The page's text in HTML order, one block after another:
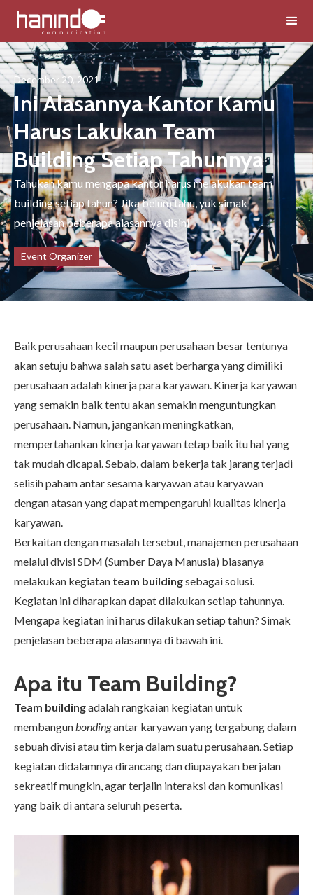
December 20, 2021
Ini Alasannya Kantor Kamu
Harus Lakukan Team
Building Setiap Tahunnya
Tahukah kamu mengapa kantor harus melakukan team
building setiap tahun? Jika belum tahu, yuk simak
penjelasan beberapa alasannya disini
Event Organizer
Baik perusahaan kecil maupun perusahaan besar tentunya
akan setuju bahwa salah satu aset berharga yang dimiliki
perusahaan adalah kinerja para karyawan. Kinerja karyawan
yang semakin baik tentu akan semakin menguntungkan
perusahaan. Namun, jangankan meningkatkan,
mempertahankan kinerja karyawan tetap baik itu hal yang
tak mudah dicapai. Sebab, dalam bekerja tak jarang terjadi
selisih paham antar sesama karyawan atau karyawan
dengan atasan yang dapat mempengaruhi kualitas kinerja
karyawan.
Berkaitan dengan masalah tersebut, manajemen perusahaan
melalui divisi SDM (Sumber Daya Manusia) biasanya
melakukan kegiatan team buildingsebagai solusi.
Kegiatan ini diharapkan dapat dilakukan setiap tahunnya.
Mengapa kegiatan ini harus dilakukan setiap tahun? Simak
penjelasan beberapa alasannya di bawah ini.
Apa itu Team Building?
Team buildingadalah rangkaian kegiatan untuk
membangunbondingantar karyawan yang tergabung dalam
sebuah divisi atau tim kerja dalam suatu perusahaan. Setiap
kegiatan didalamnya dirancang dan diupayakan berjalan
sekreatif mungkin, agar terjalin interaksi dan komunikasi
yang baik di antara seluruh peserta.